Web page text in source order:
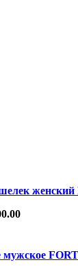
женский
мужское